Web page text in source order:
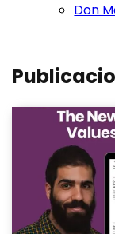
Don